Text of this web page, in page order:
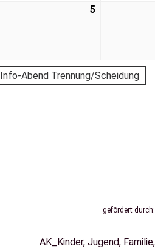
5
Info-Abend Trennung/Scheidung
gefördert durch: